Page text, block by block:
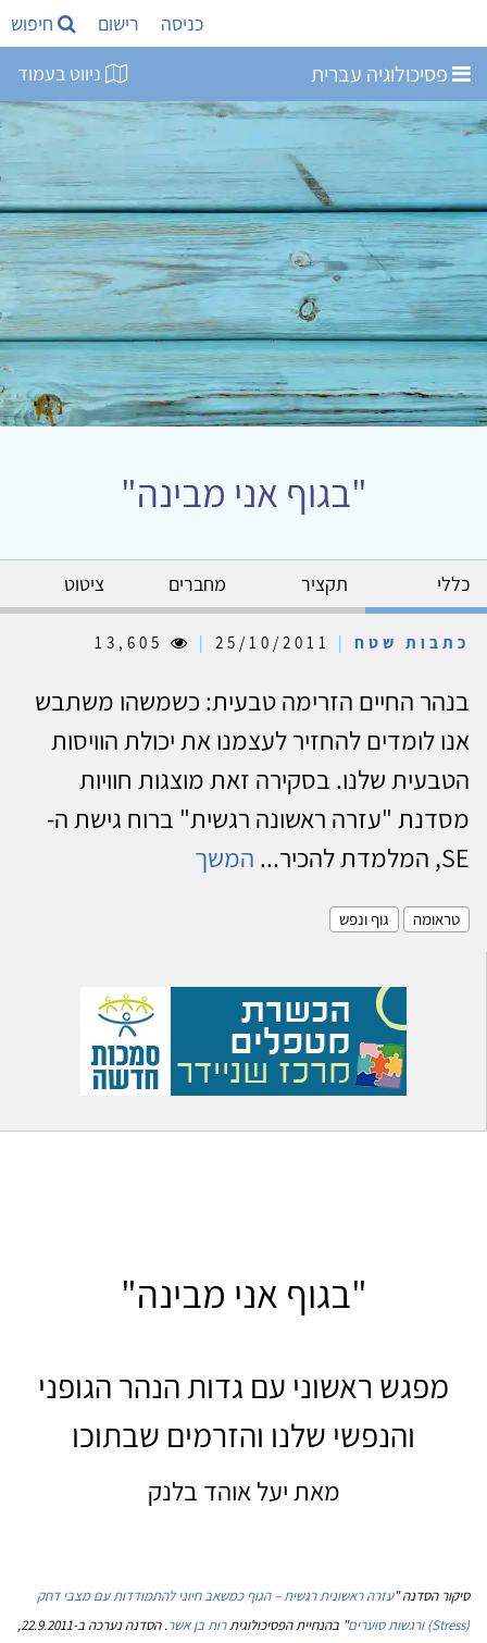
כניסה רישום חיפוש
פסיכולוגיה עברית ניווט בעמוד
"בגוף אני מבינה"
כללי תקציר מחברים ציטוט
כתבות שטח |
|
בנהר החיים הזרימה טבעית: כשמשהו משתבש
אנו לומדים להחזיר לעצמנו את יכולת הוויסות
הטבעית שלנו. בסקירה זאת מוצגות חוויות
מסדנת "עזרה ראשונה רגשית" ברוח גישת ה-
SE, המלמדת להכיר...
המשך
טראומה גוף ונפש
"בגוף אני מבינה"
מפגש ראשוני עם גדות הנהר הגופני
והנפשי שלנו והזרמים שבתוכו
מאת יעל אוהד בלנק
סיקור הסדנה "עזרה ראשונית רגשית – הגוף כמשאב חיוני להתמודדות עם מצבי דחק
(Stress) ורגשות סוערים
" בהנחיית הפסיכולוגיתרות בן אשר
. הסדנה נערכה ב-22.9.2011,